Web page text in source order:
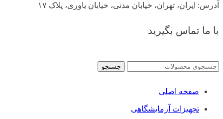
آدرس: ایران، تهران، خیابان مدنی، خیابان یاوری، پلاک ۱۷
با ما تماس بگیرید
جستجو
صفحه اصلی
تجهیزات آزمایشگاهی